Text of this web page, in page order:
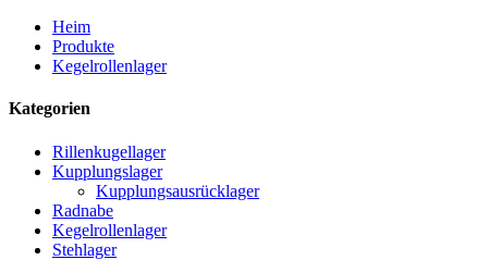
Heim
Produkte
Kegelrollenlager
Kategorien
Rillenkugellager
Kupplungslager
Kupplungsausrücklager
Radnabe
Kegelrollenlager
Stehlager